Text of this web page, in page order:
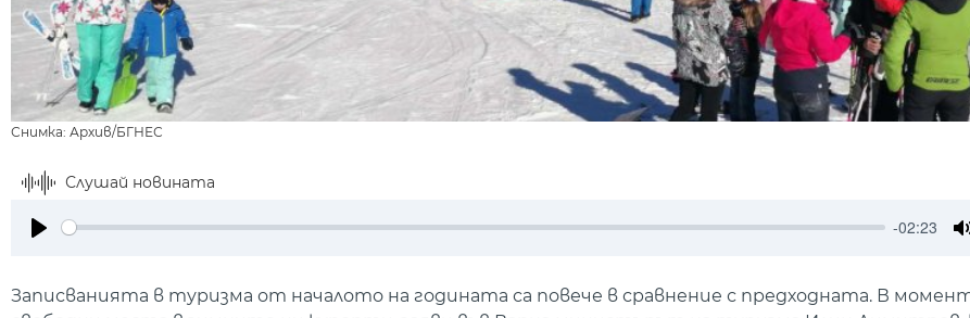
Снимка: Архив/БГНЕС
Слушай новината
-02:23
Записванията в туризма от началото на годината са повече в сравнение с предходната. В